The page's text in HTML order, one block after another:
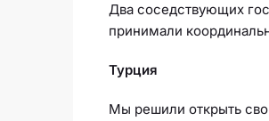
Два соседствующих
принимали
Турция
Мы решили открыть